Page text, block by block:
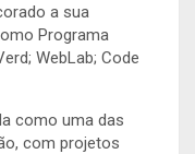
a sua
Programa
WebLab; Code
como uma das
com projetos